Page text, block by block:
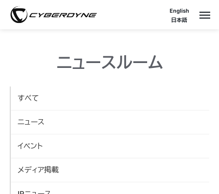
English
日本語
ニュースルーム
すべて
ニュース
イベント
メディア掲載